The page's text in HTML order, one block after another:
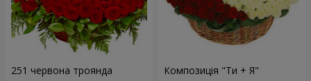
251 червона троянда Композиція "Ти + Я"